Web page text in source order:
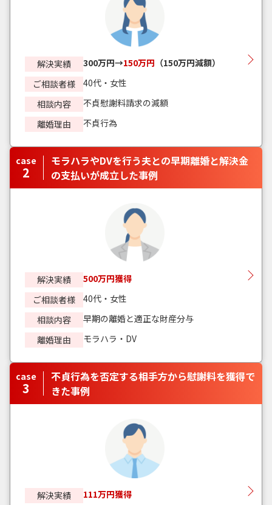
解決実績 300万円→150万円 （150万円減額）
ご相談者様
40代・女性
相談内容
不貞慰謝料請求の減額
離婚理由
不貞行為
case
2
モラハラやDVを行う夫との早期離婚と解決金
の支払いが成立した事例
解決実績
500万円獲得
ご相談者様
40代・女性
相談内容
早期の離婚と適正な財産分与
離婚理由
モラハラ・DV
case
3
不貞行為を否定する相手方から慰謝料を獲得で
きた事例
解決実績 111万円獲得